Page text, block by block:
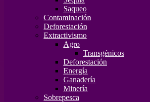
Saqueo
Contaminación
Deforestación
Extractivismo
Agro
Transgénicos
Deforestación
Energía
Ganadería
Minería
Sobrepesca